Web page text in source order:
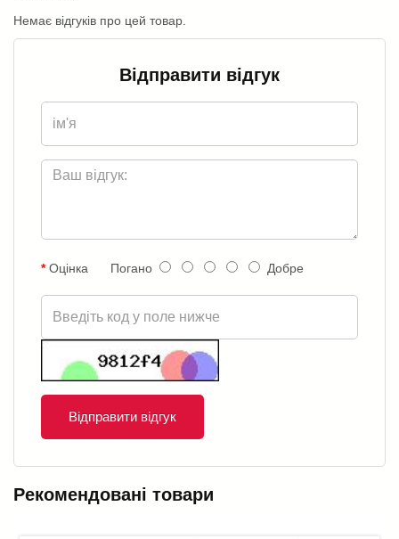
Немає відгуків про цей товар.
Відправити відгук
Оцінка Погано Добре
Відправити відгук
Рекомендовані товари